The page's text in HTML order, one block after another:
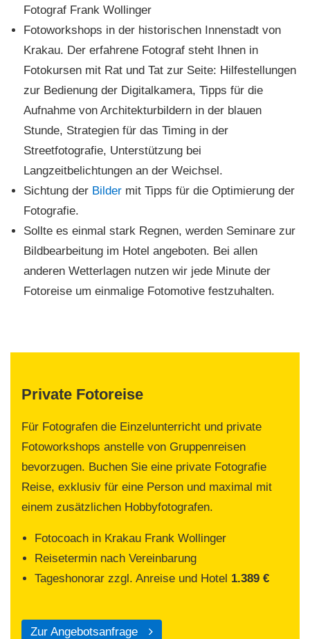
Fotograf Frank Wollinger
Fotoworkshops in der historischen Innenstadt von
Krakau. Der erfahrene Fotograf steht Ihnen in
Fotokursen mit Rat und Tat zur Seite: Hilfestellungen
zur Bedienung der Digitalkamera, Tipps für die
Aufnahme von Architekturbildern in der blauen
Stunde, Strategien für das Timing in der
Streetfotografie, Unterstützung bei
Langzeitbelichtungen an der Weichsel.
Sichtung der Bilder mit Tipps für die Optimierung der
Fotografie.
Sollte es einmal stark Regnen, werden Seminare zur
Bildbearbeitung im Hotel angeboten. Bei allen
anderen Wetterlagen nutzen wir jede Minute der
Fotoreise um einmalige Fotomotive festzuhalten.
Private Fotoreise
Für Fotografen die Einzelunterricht und private
Fotoworkshops anstelle von Gruppenreisen
bevorzugen. Buchen Sie eine private Fotografie
Reise, exklusiv für eine Person und maximal mit
einem zusätzlichen Hobbyfotografen.
Fotocoach in Krakau Frank Wollinger
Reisetermin nach Vereinbarung
Tageshonorar zzgl. Anreise und Hotel 1.389 €
Zur Angebotsanfrage